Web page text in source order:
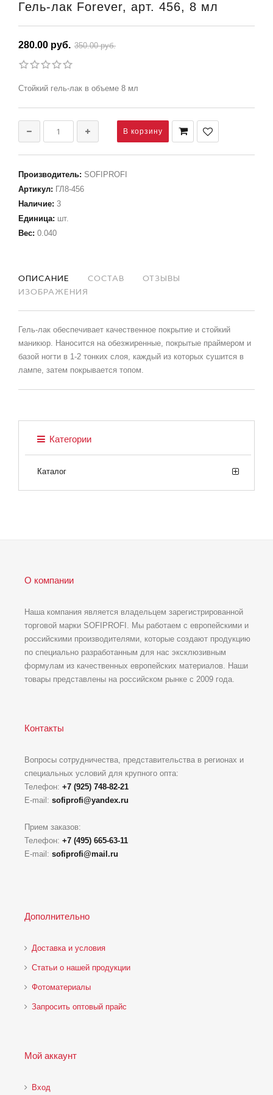
Гель-лак Forever, арт. 456, 8 мл
280.00 руб. 350.00 руб.
Стойкий гель-лак в объеме 8 мл
Производитель: SOFIPROFI
Артикул: ГЛ8-456
Наличие: 3
Единица: шт.
Вес: 0.040
ОПИСАНИЕ СОСТАВ
ОТЗЫВЫ
ИЗОБРАЖЕНИЯ
Гель-лак обеспечивает качественное покрытие и стойкий
маникюр. Наносится на обезжиренные, покрытые праймером и
базой ногти в 1-2 тонких слоя, каждый из которых сушится в
лампе, затем покрывается топом.
Категории
Каталог
О компании
Наша компания является владельцем зарегистрированной
торговой марки SOFIPROFI. Мы работаем с европейскими и
российскими производителями, которые создают продукцию
по специально разработанным для нас эксклюзивным
формулам из качественных европейских материалов. Наши
товары представлены на российском рынке с 2009 года.
Контакты
Вопросы сотрудничества, представительства в регионах и
специальных условий для крупного опта:
Телефон: +7 (925) 748-82-21
E-mail: sofiprofi@yandex.ru
Прием заказов:
Телефон: +7 (495) 665-63-11
E-mail: sofiprofi@mail.ru
Дополнительно
Доставка и условия
Статьи о нашей продукции
Фотоматериалы
Запросить оптовый прайс
Мой аккаунт
Вход